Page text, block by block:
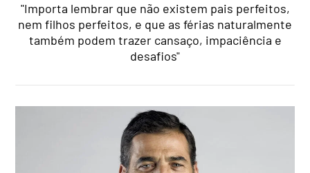
"Importa lembrar que não existem pais perfeitos,
nem filhos perfeitos, e que as férias naturalmente
também podem trazer cansaço, impaciência e
desafios"